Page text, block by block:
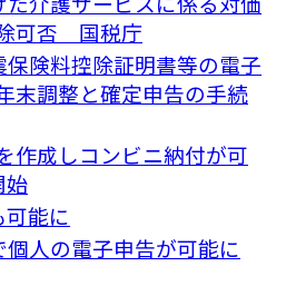
可否 国税庁
険料控除証明書等の電子
末調整と確定申告の手続
作成しコンビニ納付が可
能に
人の電子申告が可能に